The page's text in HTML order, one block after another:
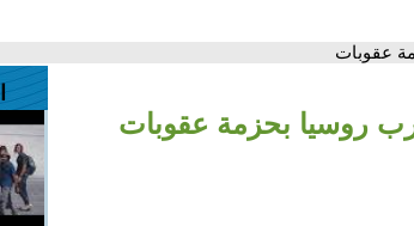
عقوبات
روسيا بحزمة عقوبات